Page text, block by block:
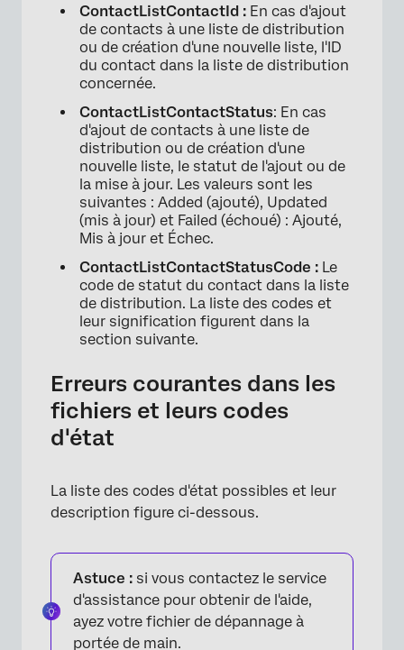
ContactListContactId : En cas d'ajout
de contacts à une liste de distribution
ou de création d'une nouvelle liste, l'ID
du contact dans la liste de distribution
concernée.
ContactListContactStatus: En cas
d'ajout de contacts à une liste de
distribution ou de création d'une
nouvelle liste, le statut de l'ajout ou de
la mise à jour. Les valeurs sont les
suivantes : Added (ajouté), Updated
(mis à jour) et Failed (échoué) : Ajouté,
Mis à jour et Échec.
ContactListContactStatusCode : Le
code de statut du contact dans la liste
de distribution. La liste des codes et
leur signification figurent dans la
section suivante.
Erreurs courantes dans les
fichiers et leurs codes
d'état
La liste des codes d'état possibles et leur
description figure ci-dessous.
Astuce : si vous contactez le service
d'assistance pour obtenir de l'aide,
ayez votre fichier de dépannage à
portée de main.